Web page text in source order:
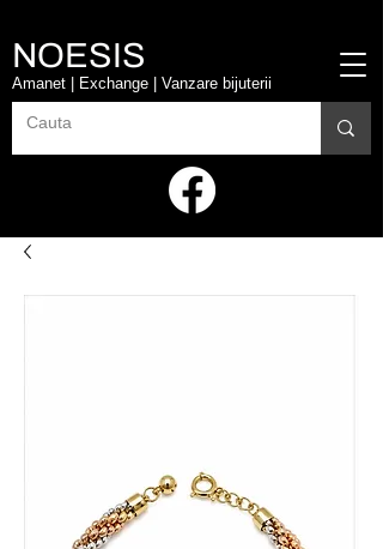
NOESIS
Amanet | Exchange | Vanzare bijuterii